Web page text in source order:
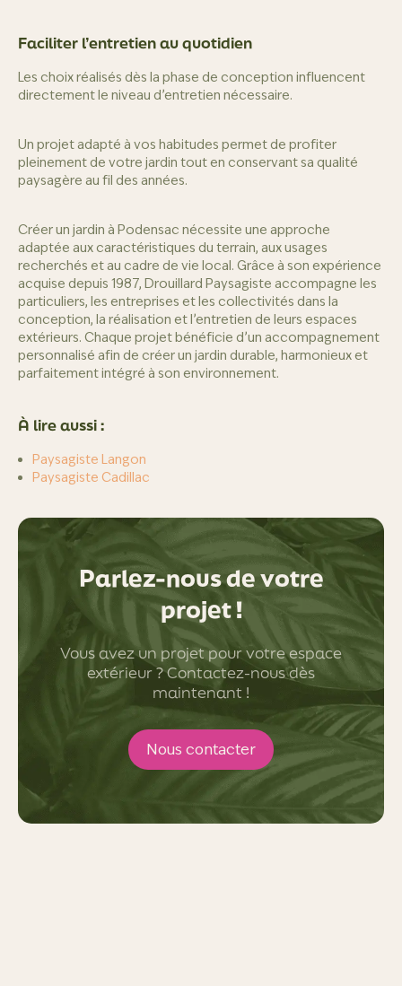
Faciliter l’entretien au quotidien
Les choix réalisés dès la phase de conception influencent
directement le niveau d’entretien nécessaire.
Un projet adapté à vos habitudes permet de profiter
pleinement de votre jardin tout en conservant sa qualité
paysagère au fil des années.
Créer un jardin à Podensac nécessite une approche
adaptée aux caractéristiques du terrain, aux usages
recherchés et au cadre de vie local. Grâce à son expérience
acquise depuis 1987, Drouillard Paysagiste accompagne les
particuliers, les entreprises et les collectivités dans la
conception, la réalisation et l’entretien de leurs espaces
extérieurs. Chaque projet bénéficie d’un accompagnement
personnalisé afin de créer un jardin durable, harmonieux et
parfaitement intégré à son environnement.
À lire aussi :
Paysagiste Langon
Paysagiste Cadillac
Parlez-nous de votre
projet !
Vous avez un projet pour votre espace
extérieur ? Contactez-nous dès
maintenant !
Nous contacter